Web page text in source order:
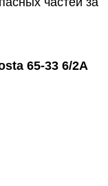
65-33 6/2A